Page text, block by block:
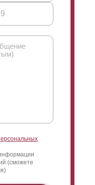
(сможете